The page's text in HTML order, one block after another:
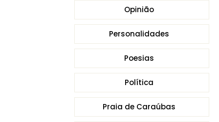
Opinião
Personalidades
Poesias
Política
Praia de Caraúbas